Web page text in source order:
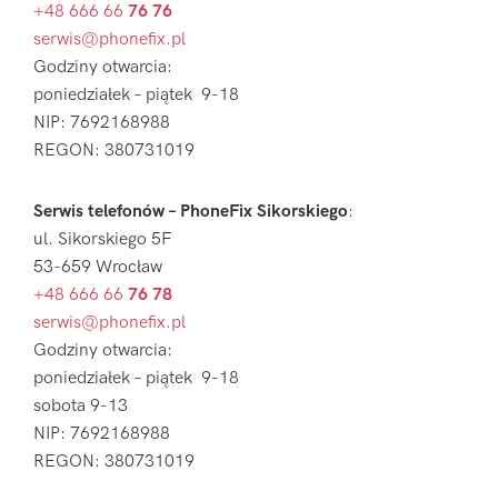
+48 666 66 76 76
serwis@phonefix.pl
Godziny otwarcia:
poniedziałek – piątek 9-18
NIP: 7692168988
REGON: 380731019
Serwis telefonów – PhoneFix Sikorskiego:
ul. Sikorskiego 5F
53-659 Wrocław
+48 666 66 76 78
serwis@phonefix.pl
Godziny otwarcia:
poniedziałek – piątek 9-18
sobota 9-13
NIP: 7692168988
REGON: 380731019